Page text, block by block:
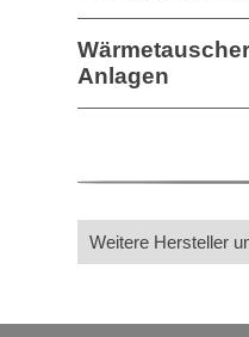
Anlagen
Weitere Hersteller